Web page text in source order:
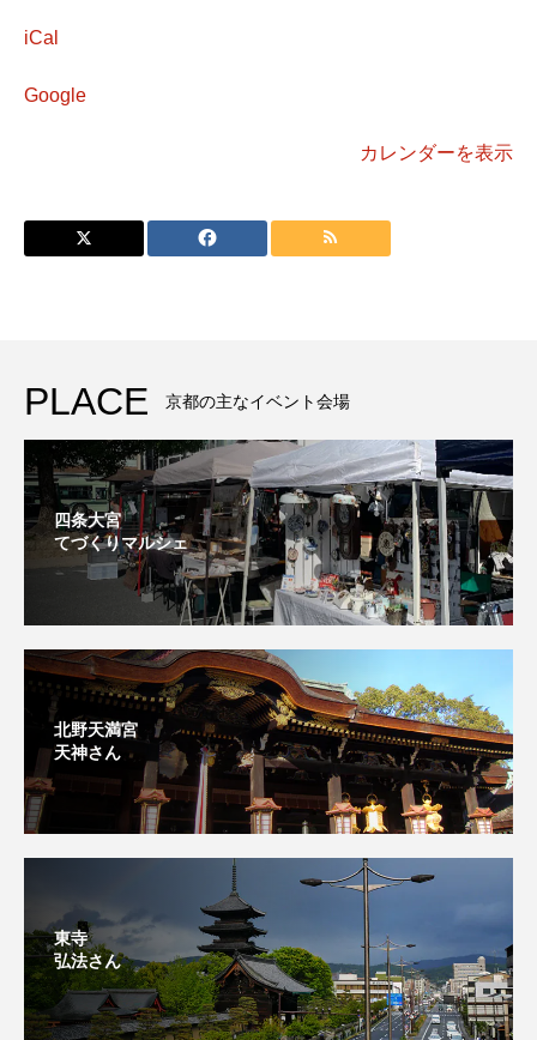
iCal
Google
カレンダーを表示
PLACE 京都の主なイベント会場
四条大宮
てづくりマルシェ
北野天満宮
天神さん
東寺
弘法さん